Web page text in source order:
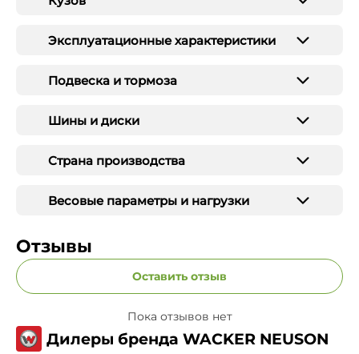
Эксплуатационные характеристики
Подвеска и тормоза
Шины и диски
Страна производства
Весовые параметры и нагрузки
Отзывы
Оставить отзыв
Пока отзывов нет
Дилеры бренда WACKER NEUSON